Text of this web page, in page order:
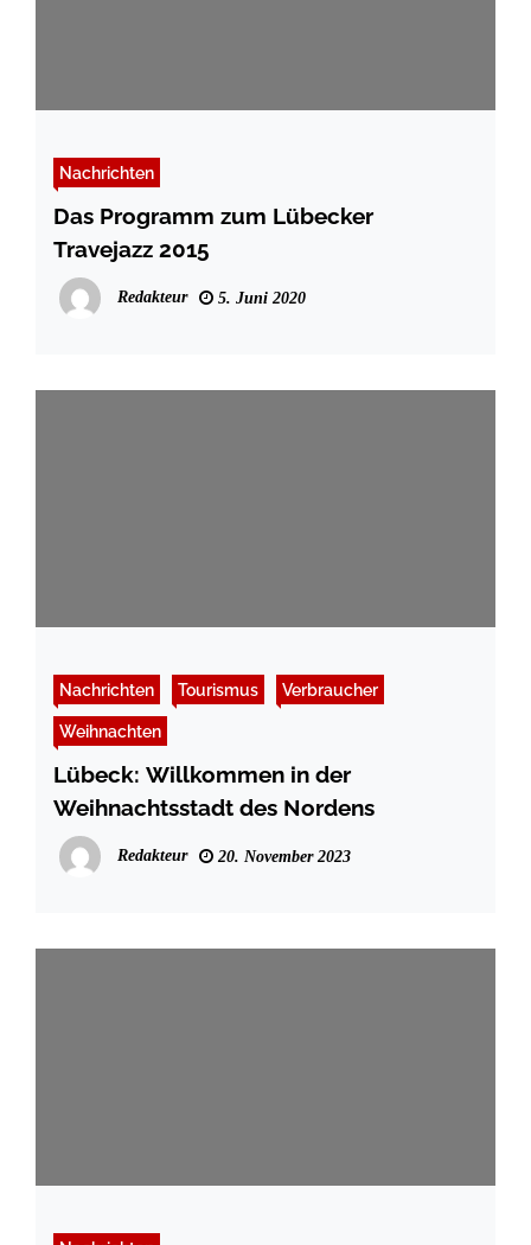
Nachrichten
Das Programm zum Lübecker
Travejazz 2015
Redakteur 5. Juni 2020
Nachrichten Tourismus Verbraucher
Weihnachten
Lübeck: Willkommen in der
Weihnachtsstadt des Nordens
Redakteur 20. November 2023